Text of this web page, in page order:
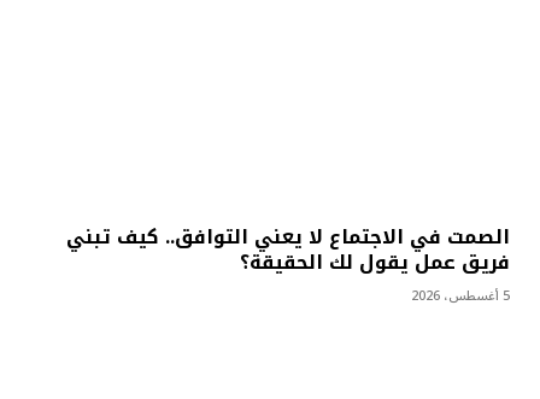
الصمت في الاجتماع لا يعني التوافق.. كيف تبني
فريق عمل يقول لك الحقيقة؟
5 أغسطس، 2026